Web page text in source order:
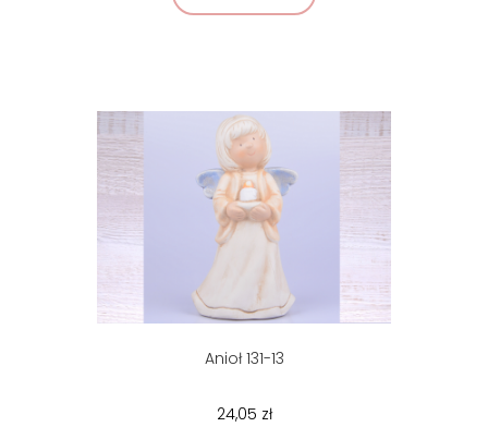
Anioł 131-13
24,05 zł